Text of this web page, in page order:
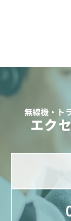
無線機・ト
エク